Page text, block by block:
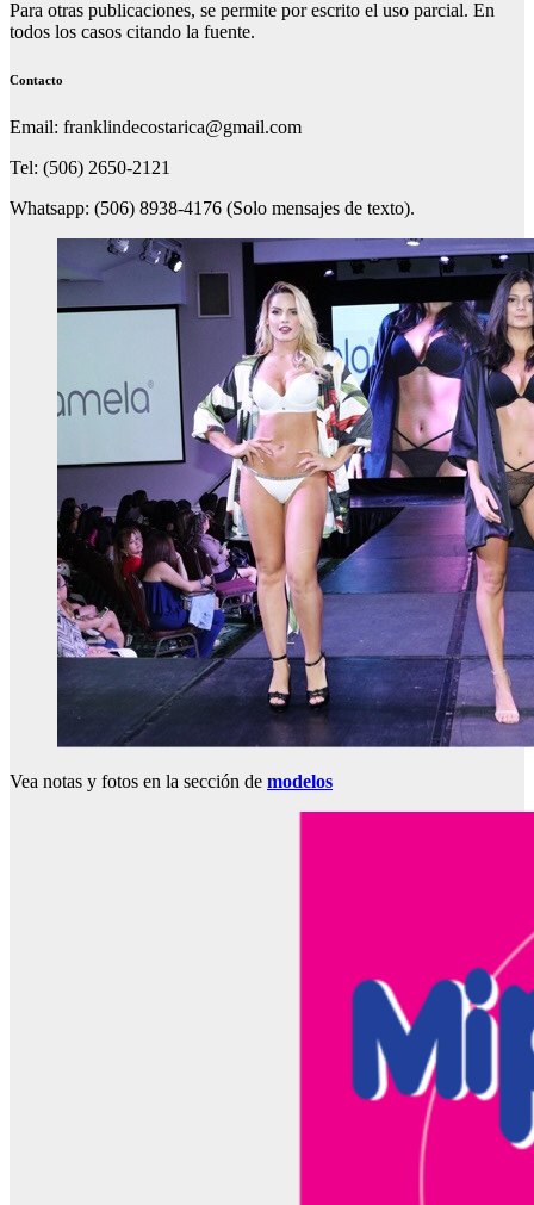
Para otras publicaciones, se permite por escrito el uso parcial. En
todos los casos citando la fuente.
Contacto
Email: franklindecostarica@gmail.com
Tel: (506) 2650-2121
Whatsapp: (506) 8938-4176 (Solo mensajes de texto).
Vea notas y fotos en la sección de modelos